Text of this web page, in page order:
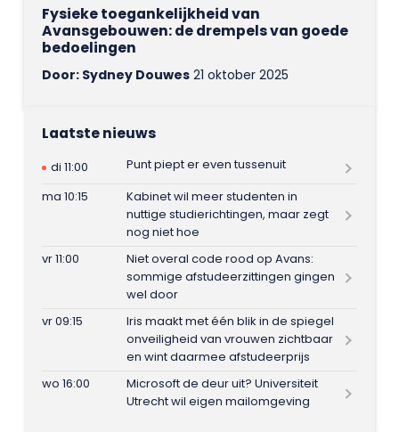
Fysieke toegankelijkheid van
Avansgebouwen: de drempels van goede
bedoelingen
Door: Sydney Douwes21 oktober 2025
Laatste nieuws
di 11:00
Punt piept er even tussenuit
ma 10:15
Kabinet wil meer studenten in
nuttige studierichtingen, maar zegt
nog niet hoe
vr 11:00
Niet overal code rood op Avans:
sommige afstudeerzittingen gingen
wel door
vr 09:15
Iris maakt met één blik in de spiegel
onveiligheid van vrouwen zichtbaar
en wint daarmee afstudeerprijs
wo 16:00
Microsoft de deur uit? Universiteit
Utrecht wil eigen mailomgeving